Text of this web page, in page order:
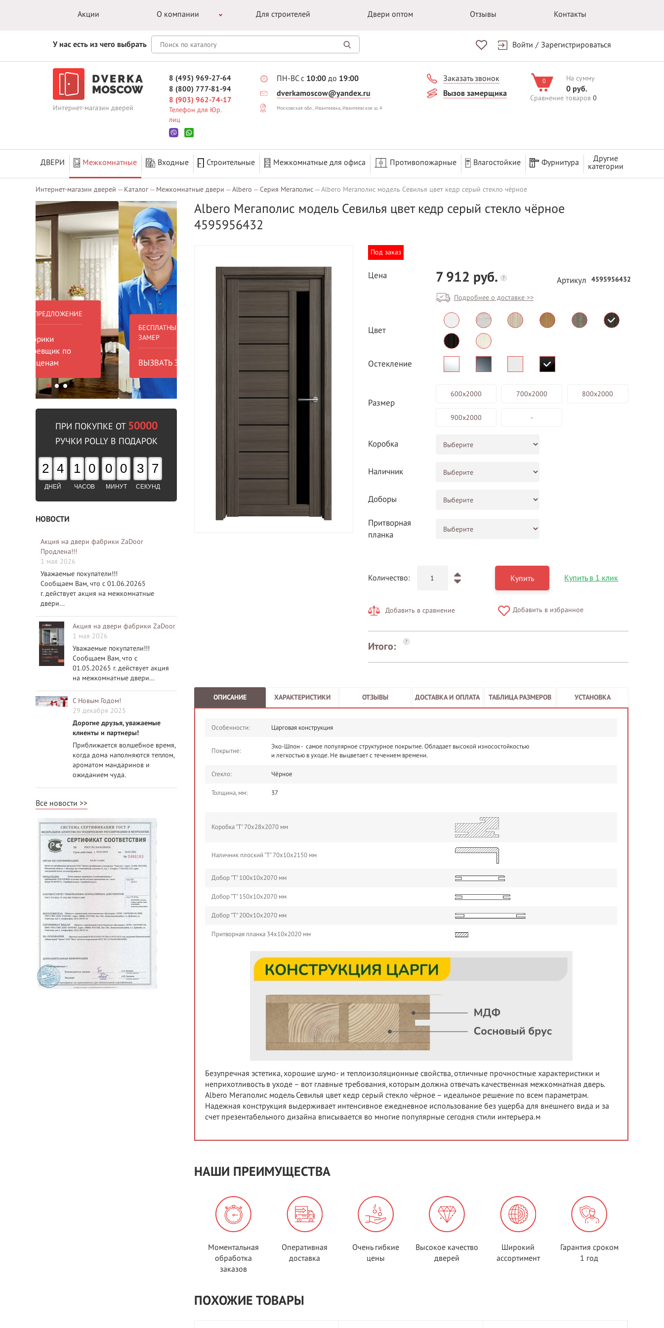
Акции О компании Для строителей Двери оптом Отзывы Контакты
У нас есть из чего выбрать Войти / Зарегистрироваться
Интернет-магазин дверей
8 (495) 969-27-64
8 (800) 777-81-94
8 (903) 962-74-17
Телефон для Юр.
лиц
ПН-ВС с 10:00 до 19:00
dverkamoscow@yandex.ru
Московская обл., Ивантеевка, Ивантеевское ш. 4
Заказать звонок
Вызов замерщика
0 На сумму
0 руб.
Сравнение товаров 0
ДВЕРИ Межкомнатные Входные Строительные Межкомнатные для офиса Противопожарные Влагостойкие Фурнитура
Другие
категории
Интернет-магазин дверей Каталог Межкомнатные двери Albero Серия Мегаполис Albero Мегаполис модель Севилья цвет кедр серый стекло чёрное
БЕСПЛАТНЫЙ ВЫЕЗД НА
ВЫЗВАТЬ ЗАМЕРЩИКА
выгодным ценам
БЕСПЛАТНЫЙ ВЫЕЗД НА
ЗАМЕР
ВЫЗВАТЬ ЗАМЕРЩИКА
ПРИ ПОКУПКЕ ОТ 50000
РУЧКИ POLLY В ПОДАРОК
2 4
ДНЕЙ
1 0
ЧАСОВ
0 0
МИНУТ
3 5
СЕКУНД
НОВОСТИ
Акция на двери фабрики ZaDoor
Продлена!!!
1 мая 2026
Уважаемые покупатели!!!
Сообщаем Вам, что с 01.06.20265
г. действует акция на межкомнатные
двери...
Акция на двери фабрики ZaDoor
1 мая 2026
Уважаемые покупатели!!!
Сообщаем Вам, что с
01.05.20265 г. действует акция
на межкомнатные двери...
С Новым Годом!
29 декабря 2025
Дорогие друзья, уважаемые
клиенты и партнеры!
Приближается волшебное время,
когда дома наполняются теплом,
ароматом мандаринов и
ожиданием чуда.
Все новости
Albero Мегаполис модель Севилья цвет кедр серый стекло чёрное
4595956432
Под заказ
Цена 7 912 руб. ?
Подробнее о доставке >>
Артикул 4595956432
Цвет
Остекление
Размер
600х2000 700х2000 800х2000
900х2000 -
Коробка
Наличник
Доборы
Притворная
планка
Количество: Купить Купить в 1 клик
Добавить в сравнение Добавить в избранное
Итого: ?
ОПИСАНИЕ ХАРАКТЕРИСТИКИ ОТЗЫВЫ ДОСТАВКА И ОПЛАТА ТАБЛИЦА РАЗМЕРОВ УСТАНОВКА
Особенности: Царговая конструкция
Покрытие:
Эко-Шпон - самое популярное структурное покрытие. Обладает высокой износостойкостью
и легкостью в уходе. Не выцветает с течением времени.
Стекло: Чёрное
Толщина, мм: 37
Коробка "Т" 70х28х2070 мм
Наличник плоский "Т" 70х10х2150 мм
Добор "Т" 100х10х2070 мм
Добор "Т" 150х10х2070 мм
Добор "Т" 200х10х2070 мм
Притворная планка 34х10х2020 мм
Безупречная эстетика, хорошие шумо- и теплоизоляционные свойства, отличные прочностные характеристики и
неприхотливость в уходе – вот главные требования, которым должна отвечать качественная межкомнатная дверь.
Albero Мегаполис модель Севилья цвет кедр серый стекло чёрное – идеальное решение по всем параметрам.
Надежная конструкция выдерживает интенсивное ежедневное использование без ущерба для внешнего вида и за
счет презентабельного дизайна вписывается во многие популярные сегодня стили интерьера.м
НАШИ ПРЕИМУЩЕСТВА
Моментальная
обработка
заказов
Оперативная
доставка
Очень гибкие
цены
Высокое качество
дверей
Широкий
ассортимент
Гарантия сроком
1 год
ПОХОЖИЕ ТОВАРЫ